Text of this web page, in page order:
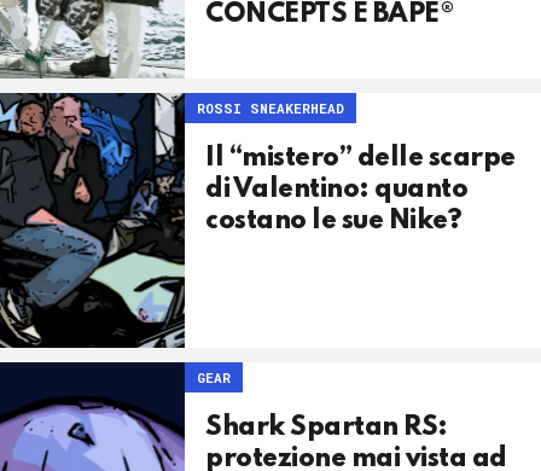
CONCEPTS E BAPE®
ROSSI SNEAKERHEAD
Il “mistero” delle scarpe
di Valentino: quanto
costano le sue Nike?
GEAR
Shark Spartan RS:
protezione mai vista ad